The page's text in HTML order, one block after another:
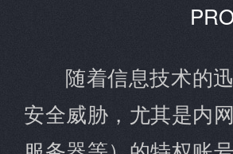
随着信息技术的
安全威胁，尤其是内